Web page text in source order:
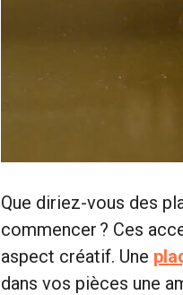
Que diriez-vous des
commencer ? Ces
aspect créatif. Une
dans vos pièces une